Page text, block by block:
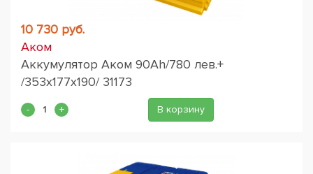
10 730 руб.
Аком
Аккумулятор Аком 90Ah/780 лев.+
/353x177x190/ 31173
В корзину